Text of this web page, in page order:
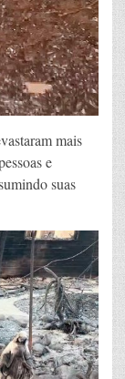
mais
e
suas